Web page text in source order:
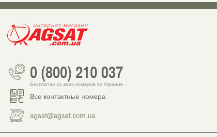
0 (800) 210 037
Бесплатно со всех номеров по Украине
Все контактные номера
agsat@agsat.com.ua